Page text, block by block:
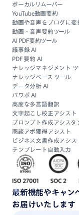
ボーカルリムーバー
YouTube動画要約
動画や音声をブログに変
動画・音声要約ツール
AI PDF要約ツール
議事録 AI
PDF 要約 AI
ナレッジマネジメント ツ
ナレッジベース ツール
データ分析 AI
パワポ AI
高度な多言語翻訳
文字起こし校正アシスト
プロンプト作成アシスタ
商談アポ獲得アシスト
ビジネス文書作成アシス
テンプレート自動入力
最新機能やキャン
お届けいたします